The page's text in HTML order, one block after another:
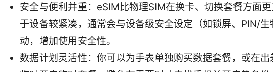
安全与便利并重：eSIM比物理SIM在换卡、切换套餐方面
于设备较紧凑，通常会与设备级安全设定（如锁屏、PIN/生
动，增加使用安全性。
数据计划灵活性：你可以为手表单独购买数据套餐，或在